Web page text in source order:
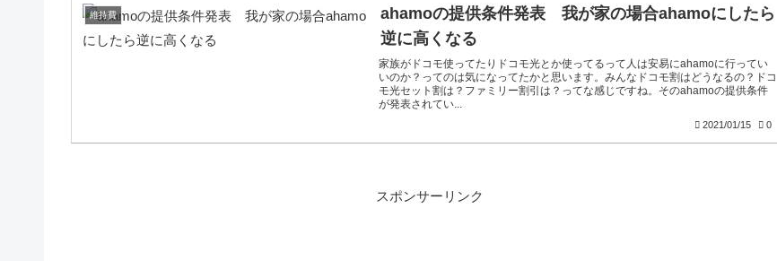
維持費
ahamoの提供条件発表 我が家の場合ahamoにしたら
逆に高くなる
家族がドコモ使ってたりドコモ光とか使ってるって人は安易にahamoに行ってい
いのか？ってのは気になってたかと思います。みんなドコモ割はどうなるの？ドコ
モ光セット割は？ファミリー割引は？ってな感じですね。そのahamoの提供条件
が発表されてい...
2021/01/15 0
スポンサーリンク